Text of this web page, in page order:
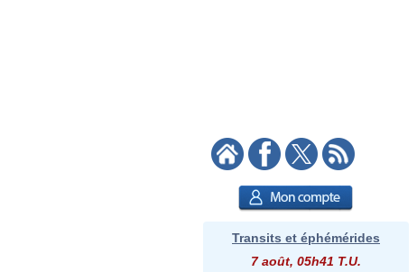
Transits et éphémérides
7 août, 05h41 T.U.